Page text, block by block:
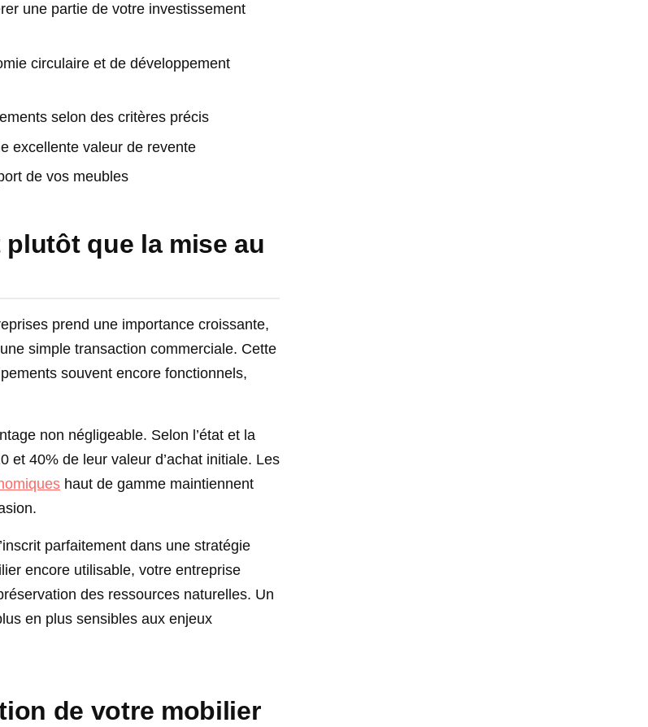
une partie de votre investissement
circulaire et de développement
selon des critères précis
excellente valeur de revente
de vos meubles
que la mise au
prend une importance croissante,
simple transaction commerciale. Cette
souvent encore fonctionnels,
non négligeable. Selon l’état et la
et 40% de leur valeur d’achat initiale. Les
haut de gamme maintiennent
parfaitement dans une stratégie
encore utilisable, votre entreprise
des ressources naturelles. Un
en plus sensibles aux enjeux
de votre mobilier